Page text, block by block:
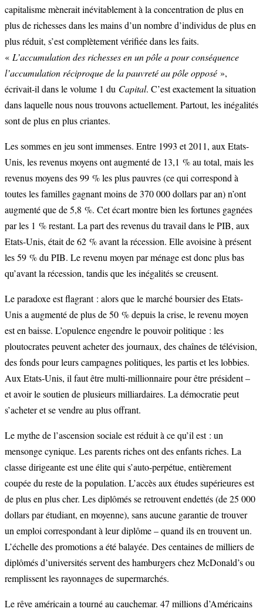
capitalisme mènerait inévitablement à la concentration de plus en
plus de richesses dans les mains d’un nombre d’individus de plus en
plus réduit, s’est complètement vérifiée dans les faits.
« L’accumulation des richesses en un pôle a pour conséquence
l’accumulation réciproque de la pauvreté au pôle opposé »,
écrivait-il dans le volume 1 du Capital. C’est exactement la situation
dans laquelle nous nous trouvons actuellement. Partout, les inégalités
sont de plus en plus criantes.
Les sommes en jeu sont immenses. Entre 1993 et 2011, aux Etats-
Unis, les revenus moyens ont augmenté de 13,1 % au total, mais les
revenus moyens des 99 % les plus pauvres (ce qui correspond à
toutes les familles gagnant moins de 370 000 dollars par an) n’ont
augmenté que de 5,8 %. Cet écart montre bien les fortunes gagnées
par les 1 % restant. La part des revenus du travail dans le PIB, aux
Etats-Unis, était de 62 % avant la récession. Elle avoisine à présent
les 59 % du PIB. Le revenu moyen par ménage est donc plus bas
qu’avant la récession, tandis que les inégalités se creusent.
Le paradoxe est flagrant : alors que le marché boursier des Etats-
Unis a augmenté de plus de 50 % depuis la crise, le revenu moyen
est en baisse. L’opulence engendre le pouvoir politique : les
ploutocrates peuvent acheter des journaux, des chaînes de télévision,
des fonds pour leurs campagnes politiques, les partis et les lobbies.
Aux Etats-Unis, il faut être multi-millionnaire pour être président –
et avoir le soutien de plusieurs milliardaires. La démocratie peut
s’acheter et se vendre au plus offrant.
Le mythe de l’ascension sociale est réduit à ce qu’il est : un
mensonge cynique. Les parents riches ont des enfants riches. La
classe dirigeante est une élite qui s’auto-perpétue, entièrement
coupée du reste de la population. L’accès aux études supérieures est
de plus en plus cher. Les diplômés se retrouvent endettés (de 25 000
dollars par étudiant, en moyenne), sans aucune garantie de trouver
un emploi correspondant à leur diplôme – quand ils en trouvent un.
L’échelle des promotions a été balayée. Des centaines de milliers de
diplômés d’universités servent des hamburgers chez McDonald’s ou
remplissent les rayonnages de supermarchés.
Le rêve américain a tourné au cauchemar. 47 millions d’Américains